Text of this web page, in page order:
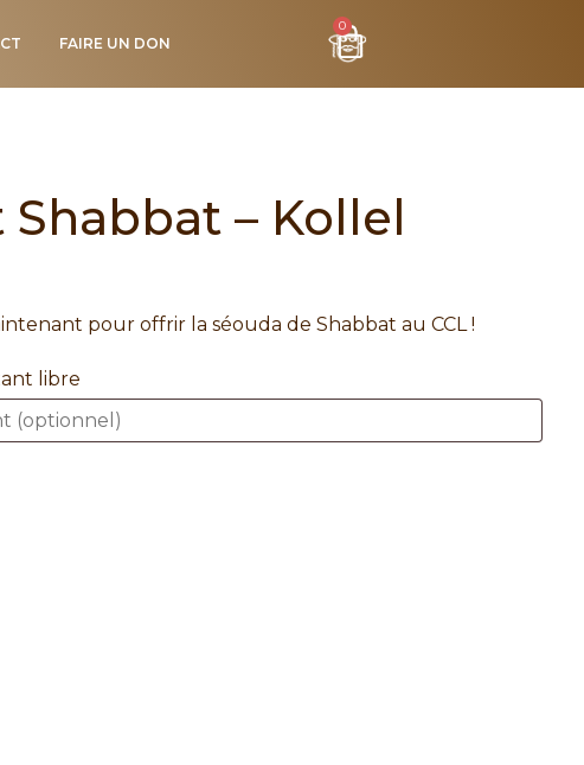
FAIRE UN DON
0
– Kollel
pour offrir la séouda de Shabbat au CCL !
libre